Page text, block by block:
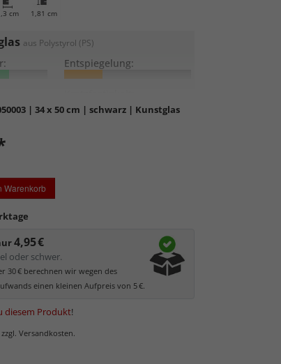
cm 1,81 cm
aus Polystyrol (PS)
Entspiegelung:
bruchsicher
gut erkennbar
, daher Schutzfolie auf beiden Seiten,
geladen, daher werden Staub und feine
| 34 x 50 cm | schwarz | Kunstglas
Warenkorb
4,95 €
oder schwer.
30 € berechnen wir wegen des
einen kleinen Aufpreis von 5 €.
diesem Produkt!
Versandkosten.